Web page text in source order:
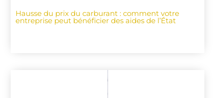
Hausse du prix du carburant : comment votre
entreprise peut bénéficier des aides de l’État